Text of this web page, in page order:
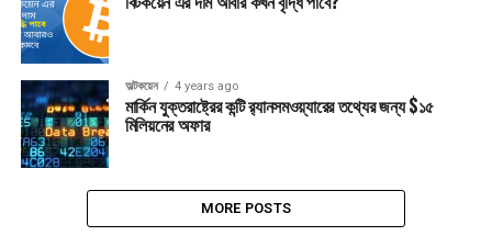
অল্টকয়েন 4 years ago
মার্কিন যুক্তরাষ্ট্রের কন্টি র‍্যানসমওয়্যারের তথ্যের জন্য $১৫
মিলিয়নের অফার
MORE POSTS